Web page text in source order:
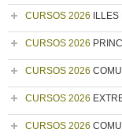
CURSOS 2026
CURSOS 2026
CURSOS 2026
CURSOS 2026
CURSOS 2026